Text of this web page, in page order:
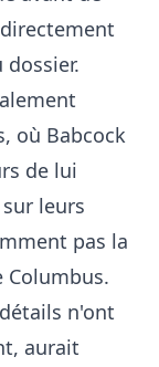
où Babcock
de lui
leurs
pas la
Columbus.
n'ont
aurait